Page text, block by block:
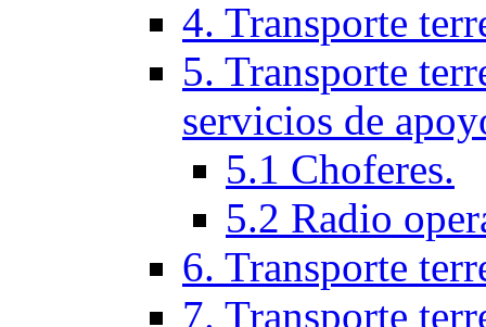
4. Transporte
5. Transporte
servicios de
5.1 Choferes.
5.2 Radio
6. Transporte
7. Transporte